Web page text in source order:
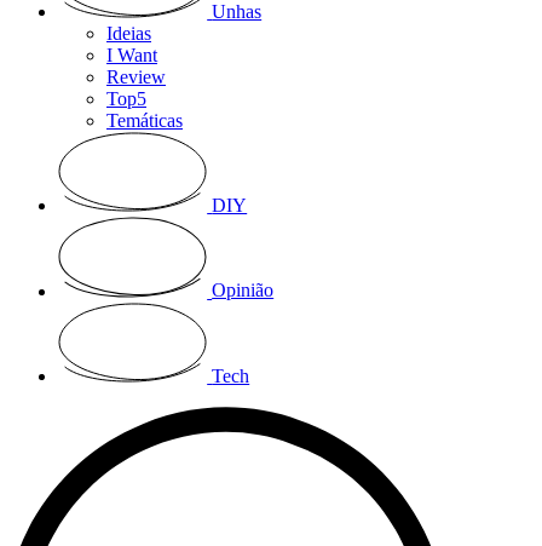
Unhas
Ideias
I Want
Review
Top5
Temáticas
DIY
Opinião
Tech